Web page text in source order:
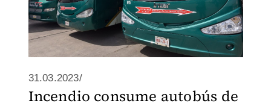
31.03.2023/
Incendio consume autobús de